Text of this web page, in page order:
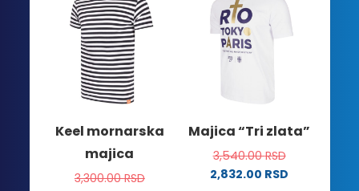
više
varijanti.
Opcije
mogu
biti
izabrane
stranici
proizvoda.
više
varijanti.
Opcije
izabrane
stranici
proizvoda.
Keel mornarska
majica
3,300.00RSD
Majica “Tri zlata”
3,540.00RSD
2,832.00 RSD